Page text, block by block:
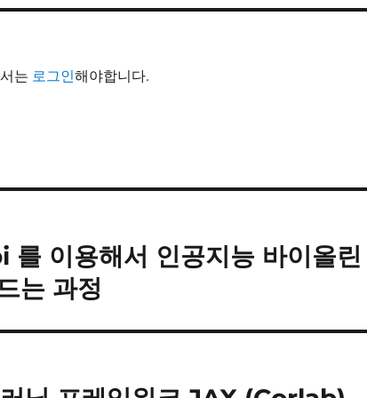
는 로그인해야합니다.
이용해서 인공지능 바이올
는 과정